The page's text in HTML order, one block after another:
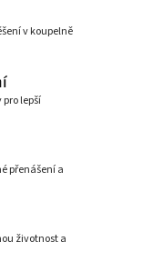
v koupelně
lepší
přenášení a
životnost a